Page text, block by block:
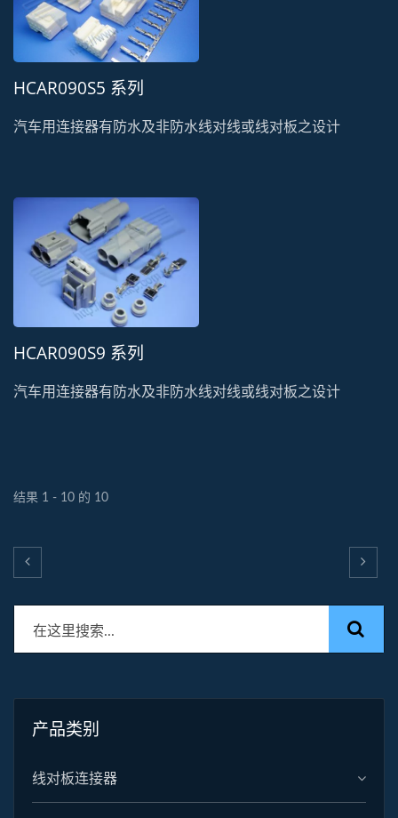
HCAR090S5 系列
汽车用连接器有防水及非防水线对线或线对板之设计
HCAR090S9 系列
汽车用连接器有防水及非防水线对线或线对板之设计
结果 1 - 10 的 10
产品类别
线对板连接器